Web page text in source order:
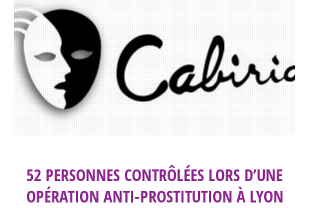
52 PERSONNES CONTRÔLÉES LORS D’UNE
OPÉRATION ANTI-PROSTITUTION À LYON